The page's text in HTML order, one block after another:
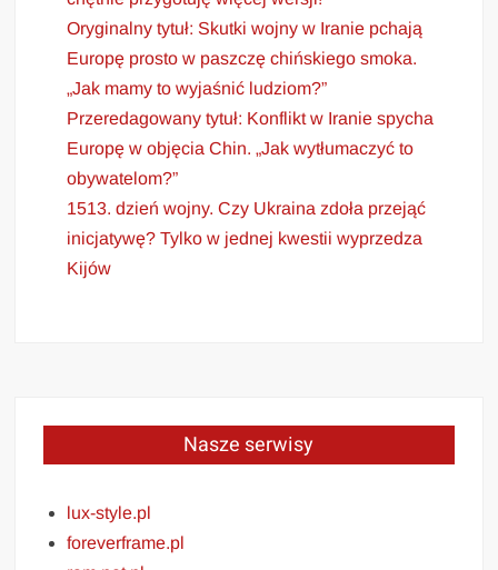
Oryginalny tytuł: Skutki wojny w Iranie pchają
Europę prosto w paszczę chińskiego smoka.
„Jak mamy to wyjaśnić ludziom?”
Przeredagowany tytuł: Konflikt w Iranie spycha
Europę w objęcia Chin. „Jak wytłumaczyć to
obywatelom?”
1513. dzień wojny. Czy Ukraina zdoła przejąć
inicjatywę? Tylko w jednej kwestii wyprzedza
Kijów
Nasze serwisy
lux-style.pl
foreverframe.pl